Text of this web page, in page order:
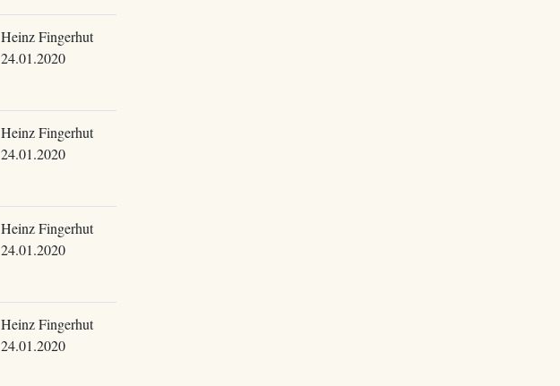
Heinz Fingerhut
24.01.2020
Heinz Fingerhut
24.01.2020
Heinz Fingerhut
24.01.2020
Heinz Fingerhut
24.01.2020